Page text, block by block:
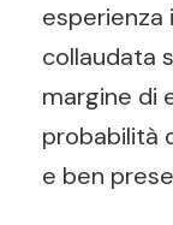
esperienza
collaudata
margine di
probabilità
e ben